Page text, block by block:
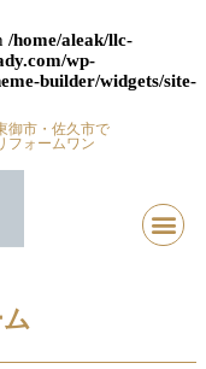
/home/aleak/llc-
wp-
builder/widgets/site-
御市・佐久市で
フォームワン